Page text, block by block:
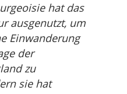
hat das
ausgenutzt, um
Einwanderung
der
zu
sie hat